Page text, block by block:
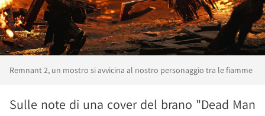
Remnant 2, un mostro si avvicina al nostro personaggio tra le fiamme
Sulle note di una cover del brano "Dead Man